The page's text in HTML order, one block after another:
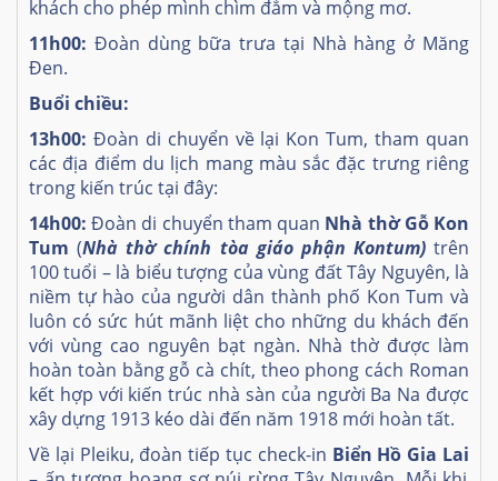
khách cho phép mình chìm đắm và mộng mơ.
11h00: Đoàn dùng bữa trưa tại Nhà hàng ở Măng
Đen.
Buổi chiều:
13h00: Đoàn di chuyển về lại Kon Tum, tham quan
các địa điểm du lịch mang màu sắc đặc trưng riêng
trong kiến trúc tại đây:
14h00:Đoàn di chuyển tham quan Nhà thờ Gỗ Kon
Tum(Nhà thờ chính tòa giáo phận Kontum) trên
100 tuổi – là biểu tượng của vùng đất Tây Nguyên, là
niềm tự hào của người dân thành phố Kon Tum và
luôn có sức hút mãnh liệt cho những du khách đến
với vùng cao nguyên bạt ngàn. Nhà thờ được làm
hoàn toàn bằng gỗ cà chít, theo phong cách Roman
kết hợp với kiến trúc nhà sàn của người Ba Na được
xây dựng 1913 kéo dài đến năm 1918 mới hoàn tất.
Về lại Pleiku, đoàn tiếp tục check-in Biển Hồ Gia Lai